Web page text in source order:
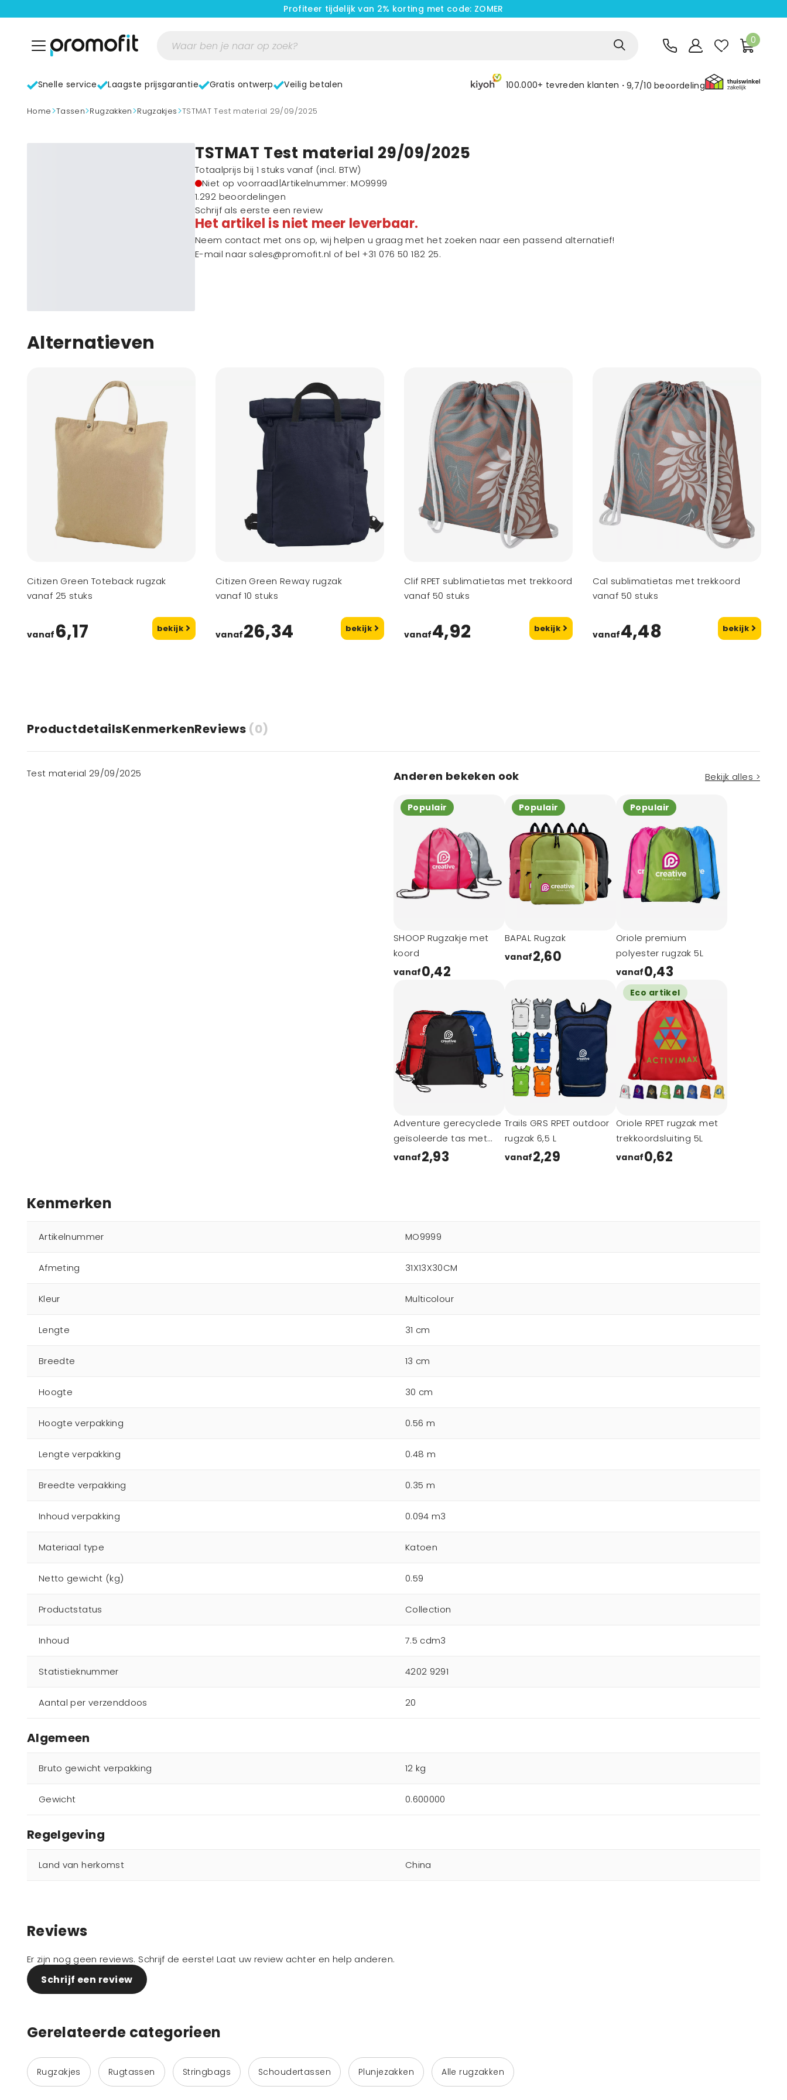
Profiteer tijdelijk van 2% korting met code: ZOMER
0
Snelle service Laagste prijsgarantie Gratis ontwerp Veilig betalen 100.000+ tevreden klanten 9,7/10 beoordeling
home> Tassen> Rugzakken> Rugzakjes> TSTMAT Test material 29/09/2025
TSTMAT Test material 29/09/2025
Totaalprijs bij 1 stuks vanaf (incl. BTW)
Niet op voorraad|Artikelnummer: MO9999
1.292 beoordelingen
Schrijf als eerste een review
Het artikel is niet meer leverbaar.
Neem contact met ons op, wij helpen u graag met het zoeken naar een passend alternatief!
E-mail naar sales@promofit.nl of bel +31 076 50 182 25.
Alternatieven
Citizen Green Toteback rugzak
vanaf 25 stuks
vanaf 6,17 bekijk
Citizen Green Reway rugzak
vanaf 10 stuks
vanaf26,34 bekijk
Clif RPET sublimatietas met trekkoord
vanaf 50 stuks
vanaf4,92 bekijk
Cal sublimatietas met trekkoord
vanaf 50 stuks
vanaf4,48 bekijk
ProductdetailsKenmerkenReviews (0)
Test material 29/09/2025 Anderen bekeken ook Bekijk alles >
Populair
SHOOP Rugzakje met
koord
vanaf0,42
Populair
BAPAL Rugzak
vanaf2,60
Populair
Oriole premium
polyester rugzak 5L
vanaf0,43
Adventure gerecyclede
geïsoleerde tas met
trekkoord 9L
vanaf2,93
Trails GRS RPET outdoor
rugzak 6,5 L
vanaf2,29
Eco artikel
Oriole RPET rugzak met
trekkoordsluiting 5L
vanaf0,62
Kenmerken
Artikelnummer MO9999
Afmeting 31X13X30CM
Kleur Multicolour
Lengte 31 cm
Breedte 13 cm
Hoogte 30 cm
Hoogte verpakking 0.56 m
Lengte verpakking 0.48 m
Breedte verpakking 0.35 m
Inhoud verpakking 0.094 m3
Materiaal type Katoen
Netto gewicht (kg) 0.59
Productstatus Collection
Inhoud 7.5 cdm3
Statistieknummer 4202 9291
Aantal per verzenddoos 20
Algemeen
Bruto gewicht verpakking 12 kg
Gewicht 0.600000
Regelgeving
Land van herkomst China
Reviews
Er zijn nog geen reviews. Schrijf de eerste! Laat uw review achter en help anderen.
Schrijf een review
Gerelateerde categorieen
Rugzakjes Rugtassen Stringbags Schoudertassen Plunjezakken Alle rugzakken